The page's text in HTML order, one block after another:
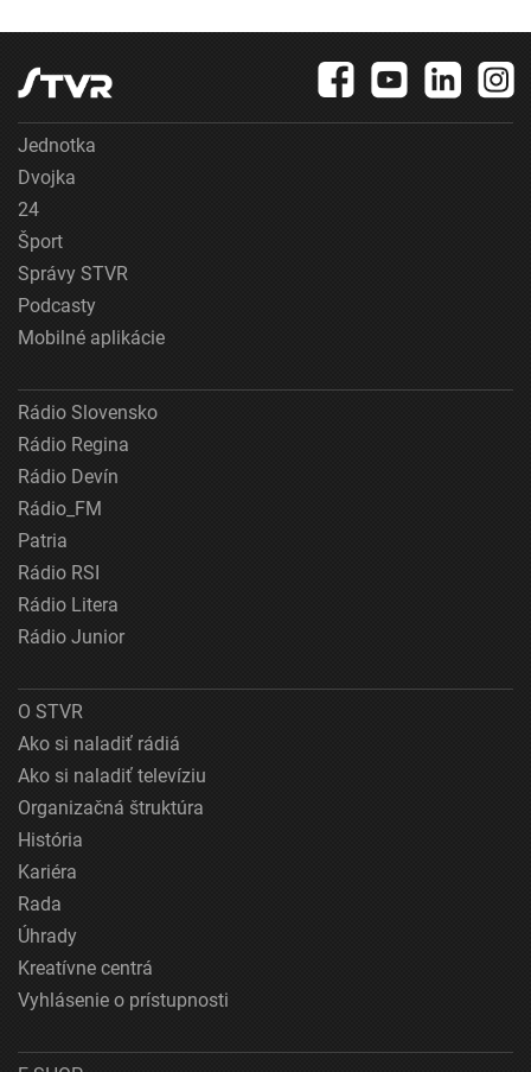
Jednotka
Dvojka
24
Šport
Správy STVR
Podcasty
Mobilné aplikácie
Rádio Slovensko
Rádio Regina
Rádio Devín
Rádio_FM
Patria
Rádio RSI
Rádio Litera
Rádio Junior
O STVR
Ako si naladiť rádiá
Ako si naladiť televíziu
Organizačná štruktúra
História
Kariéra
Rada
Úhrady
Kreatívne centrá
Vyhlásenie o prístupnosti